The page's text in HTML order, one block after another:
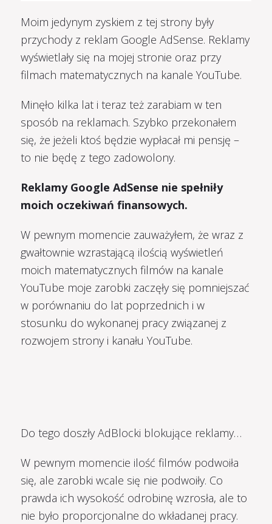
Moim jedynym zyskiem z tej strony były
przychody z reklam Google AdSense. Reklamy
wyświetlały się na mojej stronie oraz przy
filmach matematycznych na kanale YouTube.
Minęło kilka lat i teraz też zarabiam w ten
sposób na reklamach. Szybko przekonałem
się, że jeżeli ktoś będzie wypłacał mi pensję –
to nie będę z tego zadowolony.
Reklamy Google AdSense nie spełniły
moich oczekiwań finansowych.
W pewnym momencie zauważyłem, że wraz z
gwałtownie wzrastającą ilością wyświetleń
moich matematycznych filmów na kanale
YouTube moje zarobki zaczęły się pomniejszać
w porównaniu do lat poprzednich i w
stosunku do wykonanej pracy związanej z
rozwojem strony i kanału YouTube.
Do tego doszły AdBlocki blokujące reklamy…
W pewnym momencie ilość filmów podwoiła
się, ale zarobki wcale się nie podwoiły. Co
prawda ich wysokość odrobinę wzrosła, ale to
nie było proporcjonalne do wkładanej pracy.